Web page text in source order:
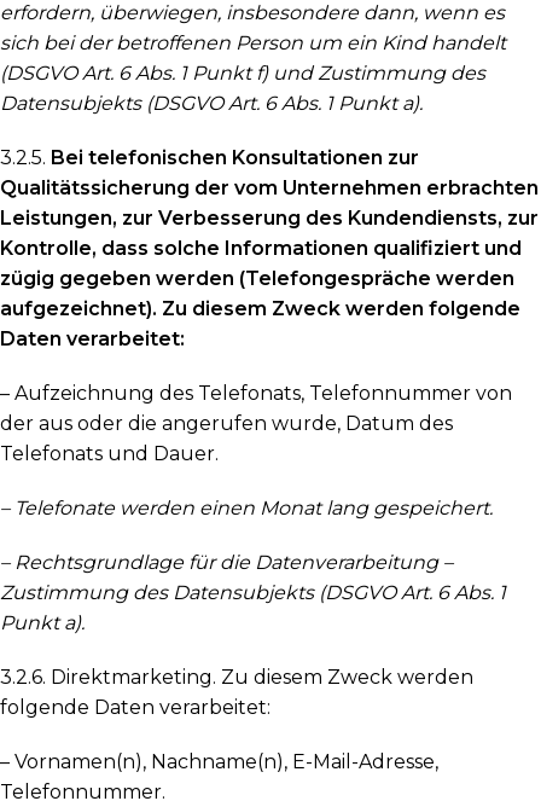
erfordern, überwiegen, insbesondere dann, wenn es
sich bei der betroffenen Person um ein Kind handelt
(DSGVO Art. 6 Abs. 1 Punkt f) und Zustimmung des
Datensubjekts (DSGVO Art. 6 Abs. 1 Punkt a).
3.2.5. Bei telefonischen Konsultationen zur
Qualitätssicherung der vom Unternehmen erbrachten
Leistungen, zur Verbesserung des Kundendiensts, zur
Kontrolle, dass solche Informationen qualifiziert und
zügig gegeben werden (Telefongespräche werden
aufgezeichnet). Zu diesem Zweck werden folgende
Daten verarbeitet:
– Aufzeichnung des Telefonats, Telefonnummer von
der aus oder die angerufen wurde, Datum des
Telefonats und Dauer.
– Telefonate werden einen Monat lang gespeichert.
– Rechtsgrundlage für die Datenverarbeitung –
Zustimmung des Datensubjekts (DSGVO Art. 6 Abs. 1
Punkt a).
3.2.6. Direktmarketing. Zu diesem Zweck werden
folgende Daten verarbeitet:
– Vornamen(n), Nachname(n), E-Mail-Adresse,
Telefonnummer.